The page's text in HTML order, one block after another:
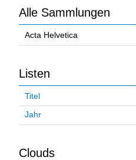
Alle Sammlungen
Acta Helvetica
Listen
Titel
Jahr
Clouds